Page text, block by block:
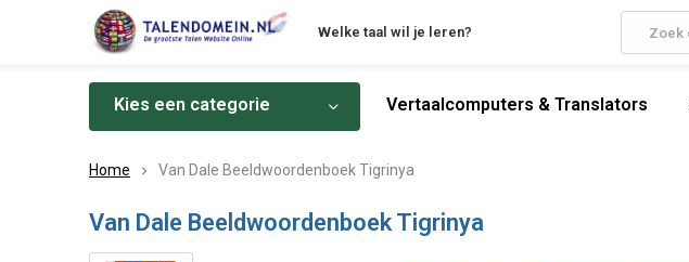
Welke taal wil je leren?
Kies een categorie Vertaalcomputers & Translators
Home Van Dale Beeldwoordenboek Tigrinya
Van Dale Beeldwoordenboek Tigrinya